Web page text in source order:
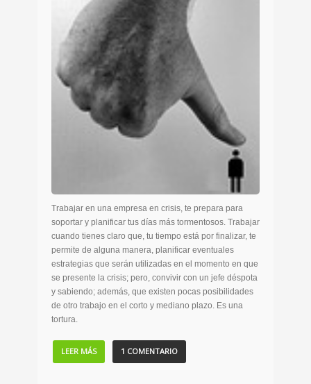
Trabajar en una empresa en crisis, te prepara para
soportar y planificar tus días más tormentosos. Trabajar
cuando tienes claro que, tu tiempo está por finalizar, te
permite de alguna manera, planificar eventuales
estrategias que serán utilizadas en el momento en que
se presente la crisis; pero, convivir con un jefe déspota
y sabiendo; además, que existen pocas posibilidades
de otro trabajo en el corto y mediano plazo. Es una
tortura.
LEER MÁS 1 COMENTARIO